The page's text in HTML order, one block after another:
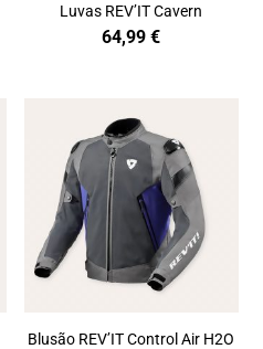
Luvas REV’IT Cavern
64,99€
Blusão REV’IT Control Air H2O